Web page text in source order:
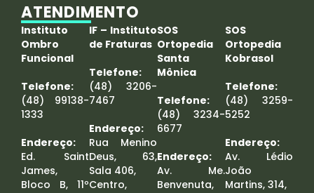
ATENDIMENTO
SOS
Ortopedia
Kobrasol
Telefone:
(48) 3259-
5252
Endereço:
Av. Lédio
João
Martins, 314,
SOS
Ortopedia
Santa
Mônica
Telefone:
(48) 3234-
6677
Endereço:
Av. Me.
Benvenuta,
IF – Instituto
de Fraturas
Telefone:
(48) 3206-
7467
Endereço:
Rua Menino
Deus, 63,
Sala 406,
Centro,
Instituto
Ombro
Funcional
Telefone:
(48) 99138-
1333
Endereço:
Ed. Saint
James,
Bloco B, 11º